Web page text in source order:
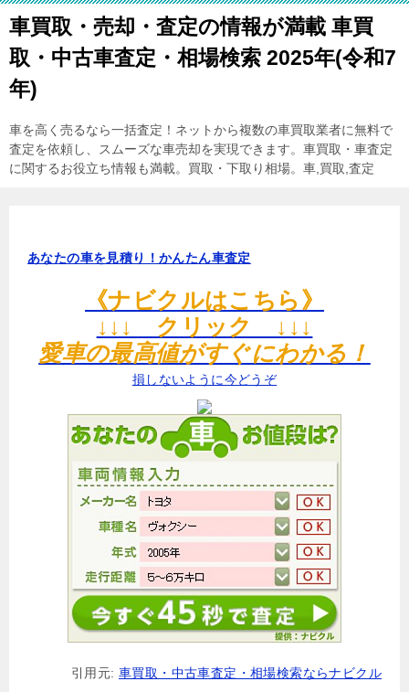
車買取・売却・査定の情報が満載 車買
取・中古車査定・相場検索 2025年(令和7
年)
車を高く売るなら一括査定！ネットから複数の車買取業者に無料で
査定を依頼し、スムーズな車売却を実現できます。車買取・車査定
に関するお役立ち情報も満載。買取・下取り相場。車,買取,査定
あなたの車を見積り！かんたん車査定
《ナビクルはこちら》
↓↓↓ クリック ↓↓↓
愛車の最高値がすぐにわかる！
損しないように今どうぞ
引用元: 車買取・中古車査定・相場検索ならナビクル